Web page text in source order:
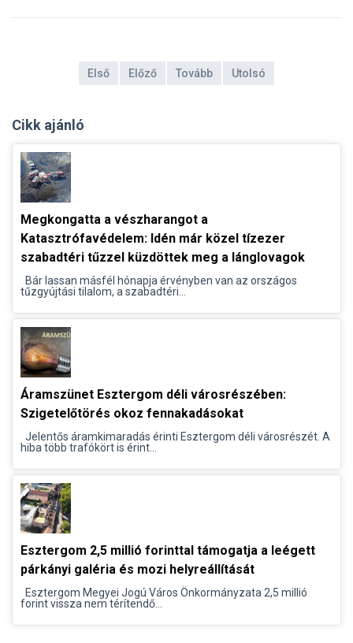
Első Előző Tovább Utolsó
Cikk ajánló
Megkongatta a vészharangot a
Katasztrófavédelem: Idén már közel tízezer
szabadtéri tűzzel küzdöttek meg a lánglovagok
Bár lassan másfél hónapja érvényben van az országos
tűzgyújtási tilalom, a szabadtéri...
Áramszünet Esztergom déli városrészében:
Szigetelőtörés okoz fennakadásokat
Jelentős áramkimaradás érinti Esztergom déli városrészét. A
hiba több trafókört is érint...
Esztergom 2,5 millió forinttal támogatja a leégett
párkányi galéria és mozi helyreállítását
Esztergom Megyei Jogú Város Önkormányzata 2,5 millió
forint vissza nem térítendő...